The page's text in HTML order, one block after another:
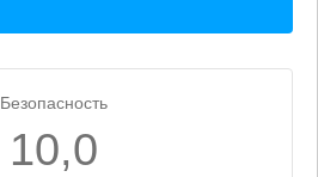
Безопасность
10,0